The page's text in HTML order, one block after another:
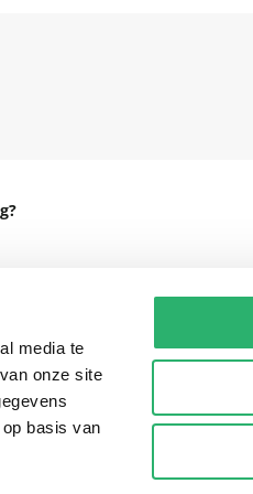
media te
onze site
basis van